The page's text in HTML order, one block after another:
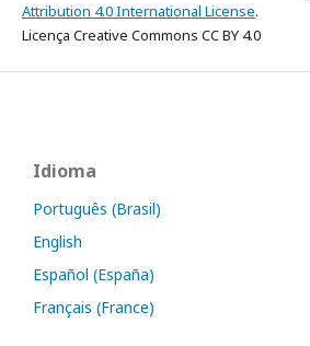
Attribution 4.0 International License.
Licença Creative Commons CC BY 4.0
Idioma
Português (Brasil)
English
Español (España)
Français (France)